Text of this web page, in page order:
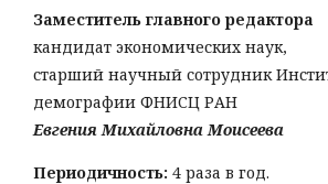
Заместитель главного редактора
кандидат экономических наук,
старший научный сотрудник
демографии ФНИСЦ РАН
Евгения Михайловна Моисеева
Периодичность: 4 раза в год.